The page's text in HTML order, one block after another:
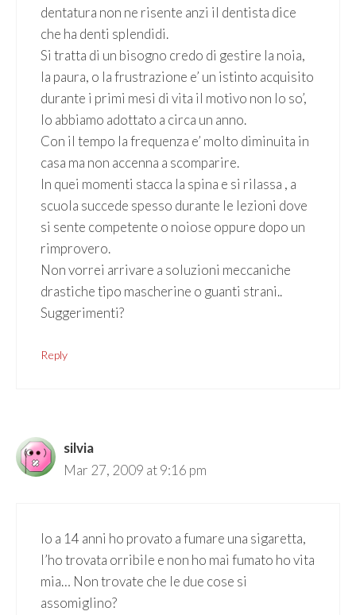
dentatura non ne risente anzi il dentista dice
che ha denti splendidi.
Si tratta di un bisogno credo di gestire la noia,
la paura, o la frustrazione e’ un istinto acquisito
durante i primi mesi di vita il motivo non lo so’,
lo abbiamo adottato a circa un anno.
Con il tempo la frequenza e’ molto diminuita in
casa ma non accenna a scomparire.
In quei momenti stacca la spina e si rilassa , a
scuola succede spesso durante le lezioni dove
si sente competente o noiose oppure dopo un
rimprovero.
Non vorrei arrivare a soluzioni meccaniche
drastiche tipo mascherine o guanti strani..
Suggerimenti?
Reply
silvia
Mar 27, 2009 at 9:16 pm
Io a 14 anni ho provato a fumare una sigaretta,
l’ho trovata orribile e non ho mai fumato ho vita
mia… Non trovate che le due cose si
assomiglino?